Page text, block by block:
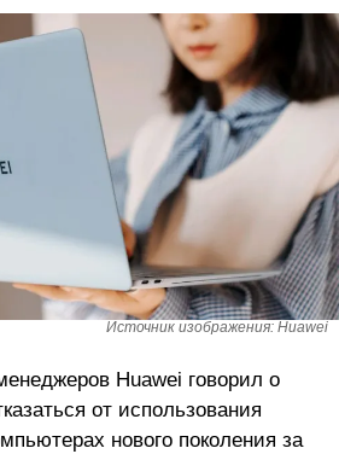
Источник изображения: Huawei
Huawei говорил о
от использования
нового поколения за